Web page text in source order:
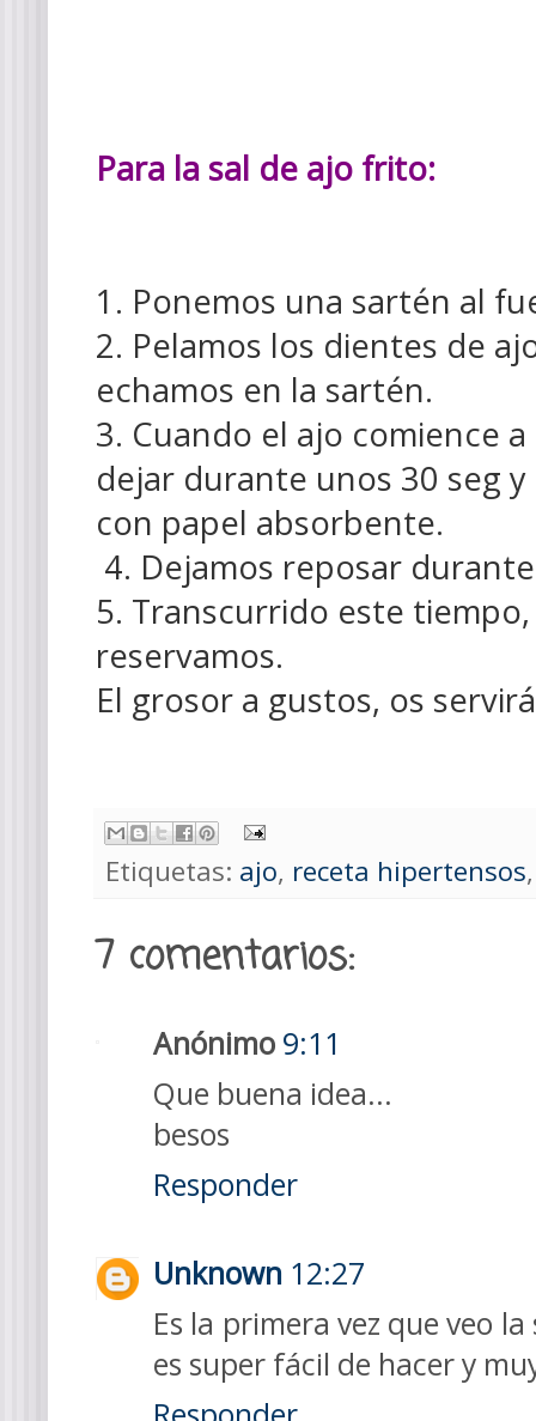
Para la sal de ajo frito:
1. Ponemos una sartén al
2. Pelamos los dientes de
echamos en la sartén.
3. Cuando el ajo comience
dejar durante unos 30 seg
con papel absorbente.
4. Dejamos reposar
5. Transcurrido este
reservamos.
El grosor a gustos, os
Etiquetas: ajo, receta hipertensos
7 comentarios:
Anónimo 9:11
Que buena idea...
besos
Responder
Unknown 12:27
Es la primera vez que veo
es super fácil de hacer y